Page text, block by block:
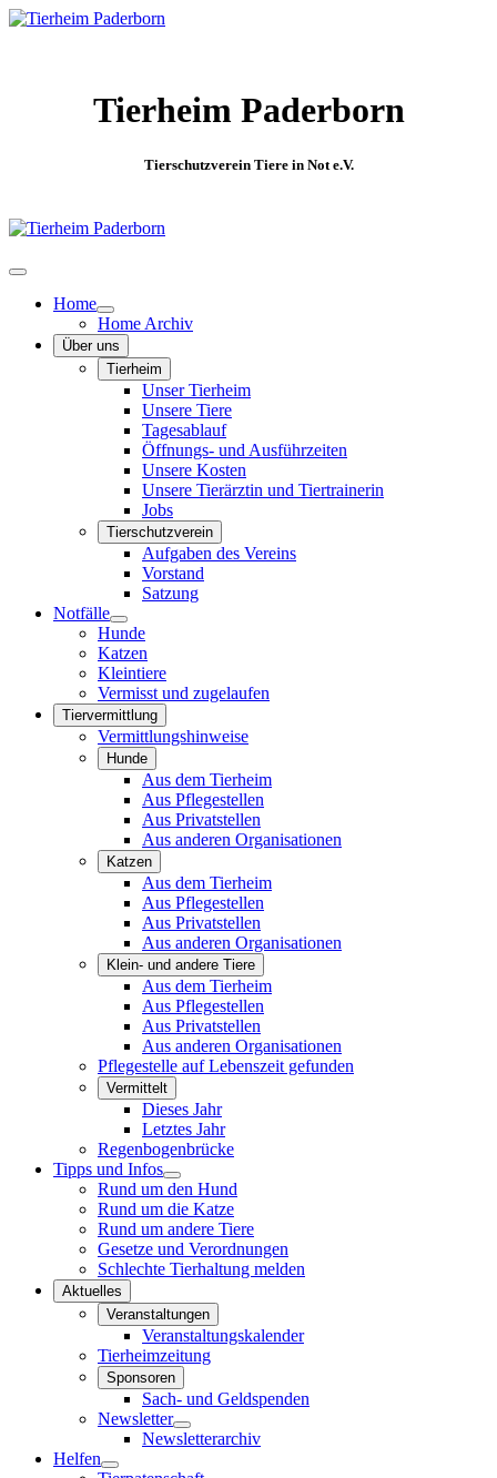
Tierheim Paderborn
Tierschutzverein Tiere in Not e.V.
Home
Home Archiv
Über uns
Tierheim
Unser Tierheim
Unsere Tiere
Tagesablauf
Öffnungs- und Ausführzeiten
Unsere Kosten
Unsere Tierärztin und Tiertrainerin
Jobs
Tierschutzverein
Aufgaben des Vereins
Vorstand
Satzung
Notfälle
Hunde
Katzen
Kleintiere
Vermisst und zugelaufen
Tiervermittlung
Vermittlungshinweise
Hunde
Aus dem Tierheim
Aus Pflegestellen
Aus Privatstellen
Aus anderen Organisationen
Katzen
Aus dem Tierheim
Aus Pflegestellen
Aus Privatstellen
Aus anderen Organisationen
Klein- und andere Tiere
Aus dem Tierheim
Aus Pflegestellen
Aus Privatstellen
Aus anderen Organisationen
Pflegestelle auf Lebenszeit gefunden
Vermittelt
Dieses Jahr
Letztes Jahr
Regenbogenbrücke
Tipps und Infos
Rund um den Hund
Rund um die Katze
Rund um andere Tiere
Gesetze und Verordnungen
Schlechte Tierhaltung melden
Aktuelles
Veranstaltungen
Veranstaltungskalender
Tierheimzeitung
Sponsoren
Sach- und Geldspenden
Newsletter
Newsletterarchiv
Helfen